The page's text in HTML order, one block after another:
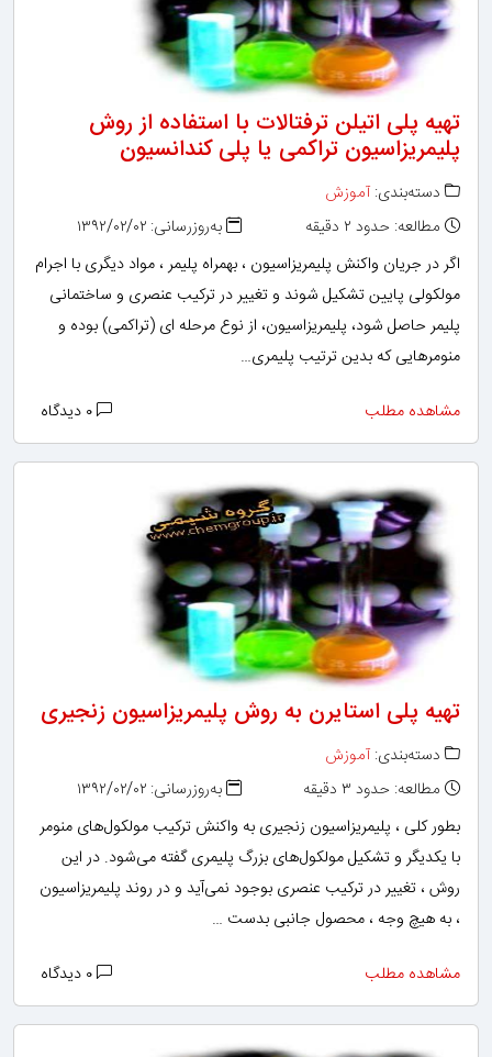
تهیه پلی اتیلن ترفتالات با استفاده از روش
پلیمریزاسیون تراکمی یا پلی کندانسیون
دسته‌بندی: آموزش
مطالعه: حدود ۲ دقیقه
به‌روزرسانی: ۱۳۹۲/۰۲/۰۲
اگر در جریان واکنش پلیمریزاسیون ، بهمراه پلیمر ، مواد دیگری با اجرام
مولکولی پایین تشکیل شوند و تغییر در ترکیب عنصری و ساختمانی
پلیمر حاصل شود، پلیمریزاسیون، از نوع مرحله ای (تراکمی) بوده و
منومرهایی که بدین ترتیب پلیمری…
مشاهده مطلب
تهیه پلی استایرن به روش پلیمریزاسیون زنجیری
دسته‌بندی: آموزش
مطالعه: حدود ۳ دقیقه
به‌روزرسانی: ۱۳۹۲/۰۲/۰۲
بطور کلی ، پلیمریزاسیون زنجیری به واکنش ترکیب مولکول‌های منومر
با یکدیگر و تشکیل مولکول‌های بزرگ پلیمری گفته می‌شود. در این
روش ، تغییر در ترکیب عنصری بوجود نمی‌آید و در روند پلیمریزاسیون
، به هیچ وجه ، محصول جانبی بدست …
مشاهده مطلب